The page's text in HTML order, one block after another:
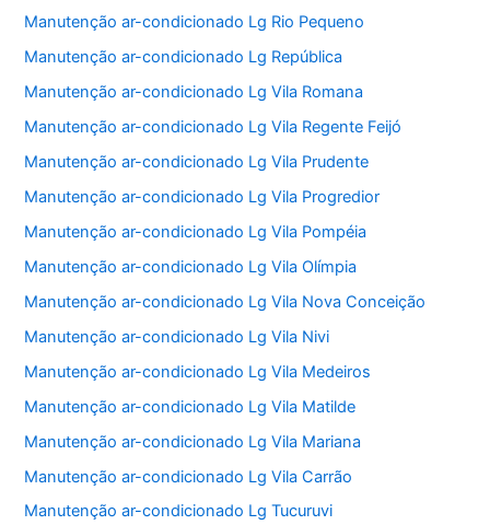
Manutenção ar-condicionado Lg Rio Pequeno
Manutenção ar-condicionado Lg República
Manutenção ar-condicionado Lg Vila Romana
Manutenção ar-condicionado Lg Vila Regente Feijó
Manutenção ar-condicionado Lg Vila Prudente
Manutenção ar-condicionado Lg Vila Progredior
Manutenção ar-condicionado Lg Vila Pompéia
Manutenção ar-condicionado Lg Vila Olímpia
Manutenção ar-condicionado Lg Vila Nova Conceição
Manutenção ar-condicionado Lg Vila Nivi
Manutenção ar-condicionado Lg Vila Medeiros
Manutenção ar-condicionado Lg Vila Matilde
Manutenção ar-condicionado Lg Vila Mariana
Manutenção ar-condicionado Lg Vila Carrão
Manutenção ar-condicionado Lg Tucuruvi